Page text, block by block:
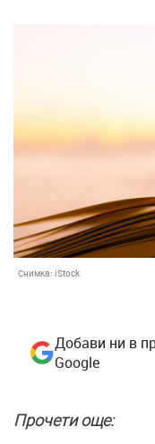
Снимка: iStock
Добави ни в
Google
Прочети още: